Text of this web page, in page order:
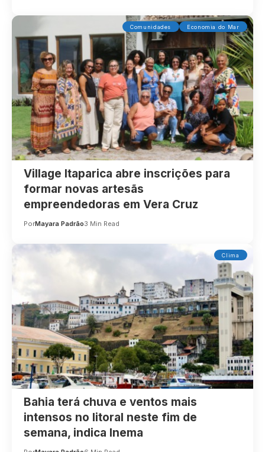
Comunidades Economia do Mar
Village Itaparica abre inscrições para
formar novas artesãs
empreendedoras em Vera Cruz
PorMayara Padrão3 Min Read
Clima
Bahia terá chuva e ventos mais
intensos no litoral neste fim de
semana, indica Inema